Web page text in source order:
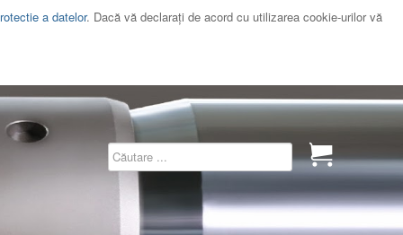
a datelor. Dacă vă declaraţi de acord cu utilizarea cookie-urilor vă